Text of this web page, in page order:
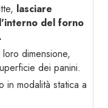
lasciare
del forno
dimensione,
dei panini.
in modalità statica a